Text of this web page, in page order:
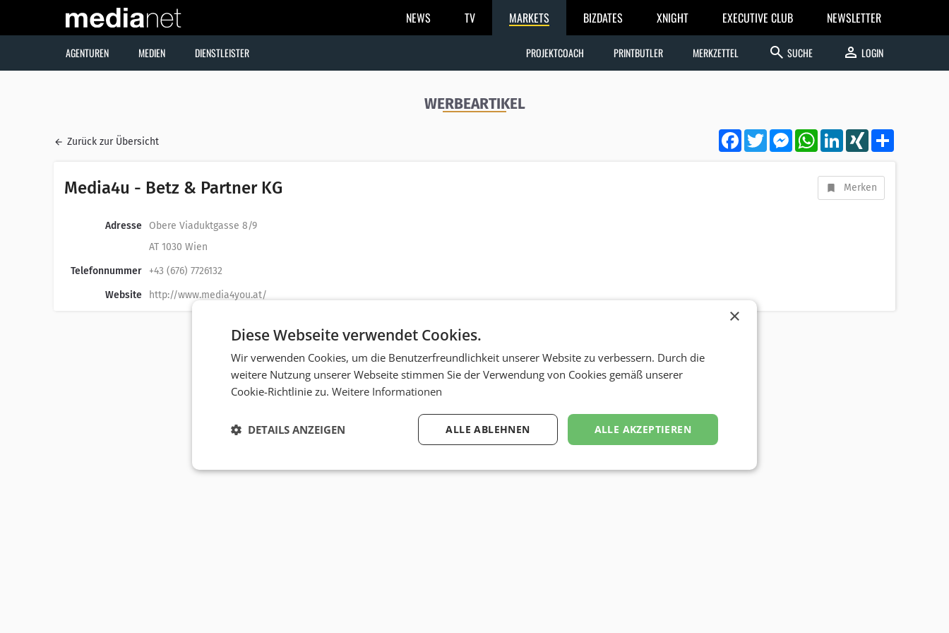
NEWS TV MARKETS BIZDATES XNIGHT EXECUTIVE CLUB NEWSLETTER
AGENTUREN MEDIEN DIENSTLEISTER PROJEKTCOACH PRINTBUTLER MERKZETTEL search SUCHE person LOGIN
WERBEARTIKEL
Zurück zur Übersicht
FacebookTwitterMessengerWhatsApp
LinkedInXING
Media4u - Betz & Partner KG Merken
Adresse
Obere Viaduktgasse 8/9
AT 1030 Wien
Telefonnummer
+43 (676) 7726132
Website
http://www.media4you.at/
×
Diese Webseite verwendet Cookies.
Wir verwenden Cookies, um die Benutzerfreundlichkeit unserer Website zu verbessern. Durch die
weitere Nutzung unserer Webseite stimmen Sie der Verwendung von Cookies gemäß unserer
Cookie-Richtlinie zu. Weitere Informationen
ALLE AKZEPTIEREN
ALLE ABLEHNEN
DETAILS ANZEIGEN